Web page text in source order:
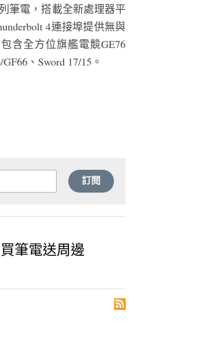
筆電，搭載全新處理器平
4連接埠提供無與
含全方位旗艦電競GE76
、Sword 17/15。
訂閱
筆電送周邊